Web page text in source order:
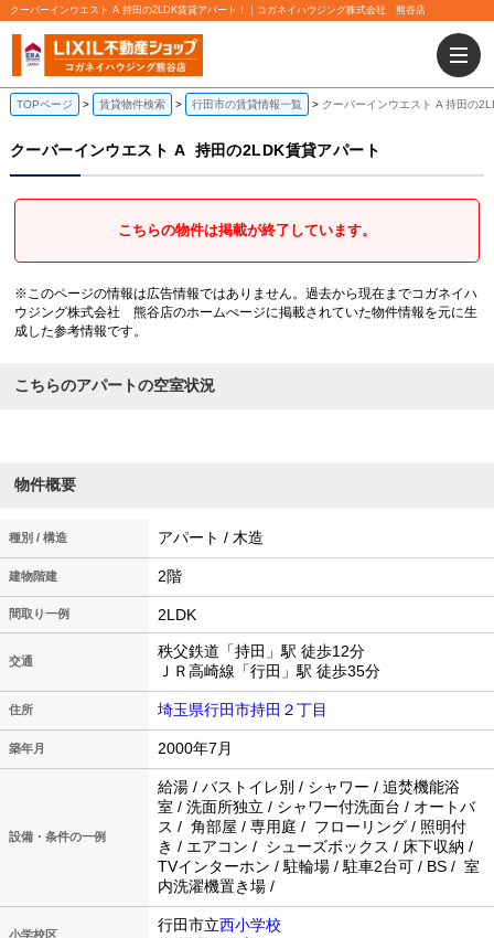
クーバーインウエスト A 持田の2LDK賃貸アパート！｜コガネイハウジング株式会社 熊谷店
TOPページ 賃貸物件検索 行田市の賃貸情報一覧 クーバーインウエスト A 持田の
クーバーインウエスト A 持田の2LDK賃貸アパート
こちらの物件は掲載が終了しています。
※このページの情報は広告情報ではありません。過去から現在までコガネイハ
ウジング株式会社 熊谷店のホームぺージに掲載されていた物件情報を元に生
成した参考情報です。
こちらのアパートの空室状況
物件概要
種別 / 構造 アパート / 木造
建物階建 2階
間取り一例 2LDK
交通
秩父鉄道「持田」駅 徒歩12分
ＪＲ高崎線「行田」駅 徒歩35分
住所 埼玉県行田市持田２丁目
築年月 2000年7月
設備・条件の一例
給湯 / バストイレ別 / シャワー / 追焚機能浴
室 / 洗面所独立 / シャワー付洗面台 / オートバ
ス / 角部屋 / 専用庭 / フローリング / 照明付
き / エアコン / シューズボックス / 床下収納 /
TVインターホン / 駐輪場 / 駐車2台可 / BS / 室
内洗濯機置き場 /
小学校区
行田市立西小学校